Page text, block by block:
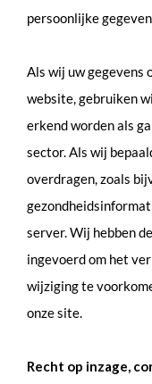
persoonlijke
Als wij uw gegevens
website, gebruiken
erkend worden als
sector. Als wij
overdragen, zoals
server. Wij hebben
ingevoerd om het
wijziging te
onze site.
Recht op inzage,